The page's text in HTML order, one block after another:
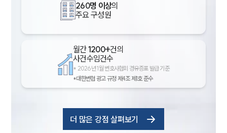
260명 이상의
주요 구성원
월간1200+건의
사건수임건수
* 2026년 1월 변호사협회 경유증표 발급 기준
*대한변협 광고 규정 제4조 제1호 준수
더 많은 강점 살펴보기